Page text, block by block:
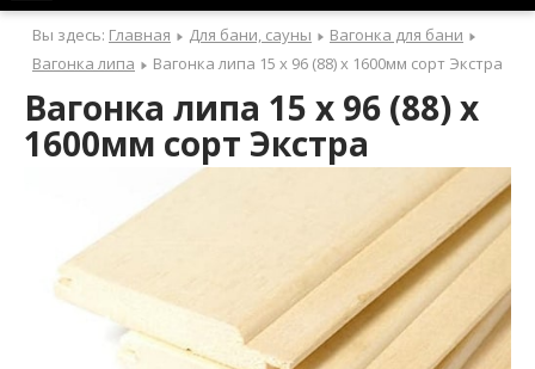
Вы здесь: Главная Для бани, сауны
Вагонка для бани
Вагонка липа
Вагонка липа 15 x 96 (88) x 1600мм сорт Экстра
х
а
у
с
Б
х
а
у
Вагонка липа 15 x 96 (88) x
1600мм сорт Экстра